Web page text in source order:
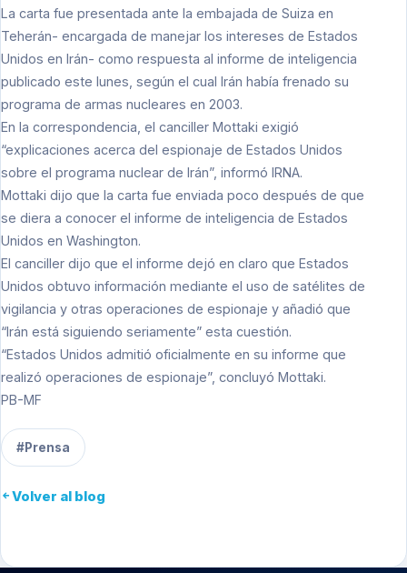
La carta fue presentada ante la embajada de Suiza en
Teherán- encargada de manejar los intereses de Estados
Unidos en Irán- como respuesta al informe de inteligencia
publicado este lunes, según el cual Irán había frenado su
programa de armas nucleares en 2003.
En la correspondencia, el canciller Mottaki exigió
“explicaciones acerca del espionaje de Estados Unidos
sobre el programa nuclear de Irán”, informó IRNA.
Mottaki dijo que la carta fue enviada poco después de que
se diera a conocer el informe de inteligencia de Estados
Unidos en Washington.
El canciller dijo que el informe dejó en claro que Estados
Unidos obtuvo información mediante el uso de satélites de
vigilancia y otras operaciones de espionaje y añadió que
“Irán está siguiendo seriamente” esta cuestión.
“Estados Unidos admitió oficialmente en su informe que
realizó operaciones de espionaje”, concluyó Mottaki.
PB-MF
#Prensa
Volver al blog